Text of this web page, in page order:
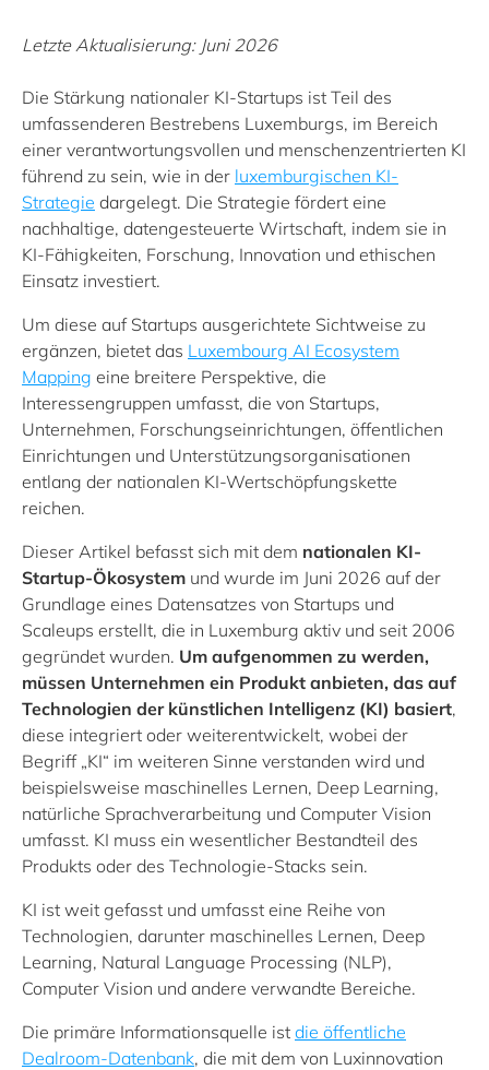
Letzte Aktualisierung: Juni 2026
Die Stärkung nationaler KI-Startups ist Teil des
umfassenderen Bestrebens Luxemburgs, im Bereich
einer verantwortungsvollen und menschenzentrierten KI
führend zu sein, wie in der luxemburgischen KI-
Strategie dargelegt. Die Strategie fördert eine
nachhaltige, datengesteuerte Wirtschaft, indem sie in
KI-Fähigkeiten, Forschung, Innovation und ethischen
Einsatz investiert.
Um diese auf Startups ausgerichtete Sichtweise zu
ergänzen, bietet das Luxembourg AI Ecosystem
Mapping eine breitere Perspektive, die
Interessengruppen umfasst, die von Startups,
Unternehmen, Forschungseinrichtungen, öffentlichen
Einrichtungen und Unterstützungsorganisationen
entlang der nationalen KI-Wertschöpfungskette
reichen.
Dieser Artikel befasst sich mit dem nationalen KI-
Startup-Ökosystem und wurde im Juni 2026 auf der
Grundlage eines Datensatzes von Startups und
Scaleups erstellt, die in Luxemburg aktiv und seit 2006
gegründet wurden. Um aufgenommen zu werden,
müssen Unternehmen ein Produkt anbieten, das auf
Technologien der künstlichen Intelligenz (KI) basiert,
diese integriert oder weiterentwickelt, wobei der
Begriff „KI“ im weiteren Sinne verstanden wird und
beispielsweise maschinelles Lernen, Deep Learning,
natürliche Sprachverarbeitung und Computer Vision
umfasst. KI muss ein wesentlicher Bestandteil des
Produkts oder des Technologie-Stacks sein.
KI ist weit gefasst und umfasst eine Reihe von
Technologien, darunter maschinelles Lernen, Deep
Learning, Natural Language Processing (NLP),
Computer Vision und andere verwandte Bereiche.
Die primäre Informationsquelle ist die öffentliche
Dealroom-Datenbank, die mit dem von Luxinnovation